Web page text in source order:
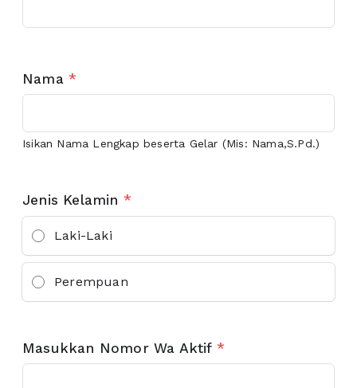
Nama *
Isikan Nama Lengkap beserta Gelar (Mis: Nama,S.Pd.)
Jenis Kelamin *
Laki-Laki
Perempuan
Masukkan Nomor Wa Aktif *